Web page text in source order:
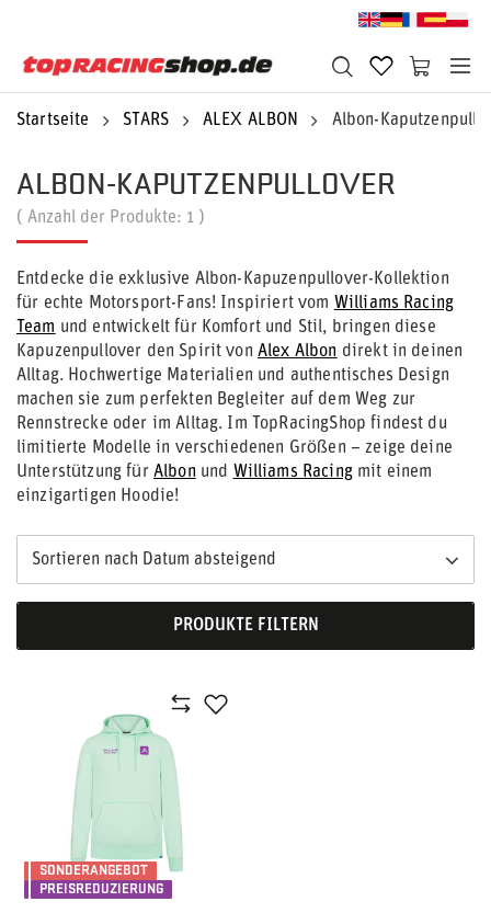
Startseite STARS ALEX ALBON Albon-
ALBON-KAPUTZENPULLOVER
( Anzahl der Produkte: 1 )
Entdecke die exklusive Albon-Kapuzenpullover-Kollektion
für echte Motorsport-Fans! Inspiriert vom Williams Racing
Team und entwickelt für Komfort und Stil, bringen diese
Kapuzenpullover den Spirit von Alex Albon direkt in deinen
Alltag. Hochwertige Materialien und authentisches Design
machen sie zum perfekten Begleiter auf dem Weg zur
Rennstrecke oder im Alltag. Im TopRacingShop findest du
limitierte Modelle in verschiedenen Größen – zeige deine
Unterstützung für Albon und Williams Racingmit einem
einzigartigen Hoodie!
Sortieren nach Datum absteigend
PRODUKTE FILTERN
SONDERANGEBOT
PREISREDUZIERUNG